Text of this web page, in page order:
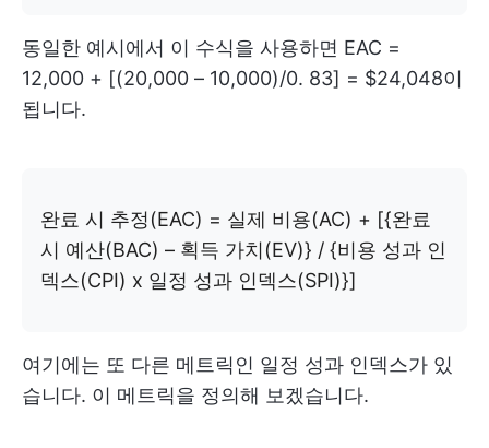
동일한 예시에서 이 수식을 사용하면 EAC =
12,000 + [(20,000 – 10,000)/0. 83] = $24,048이
됩니다.
완료 시 추정(EAC) = 실제 비용(AC) + [{완료
시 예산(BAC) – 획득 가치(EV)} / {비용 성과 인
덱스(CPI) x 일정 성과 인덱스(SPI)}]
여기에는 또 다른 메트릭인 일정 성과 인덱스가 있
습니다. 이 메트릭을 정의해 보겠습니다.